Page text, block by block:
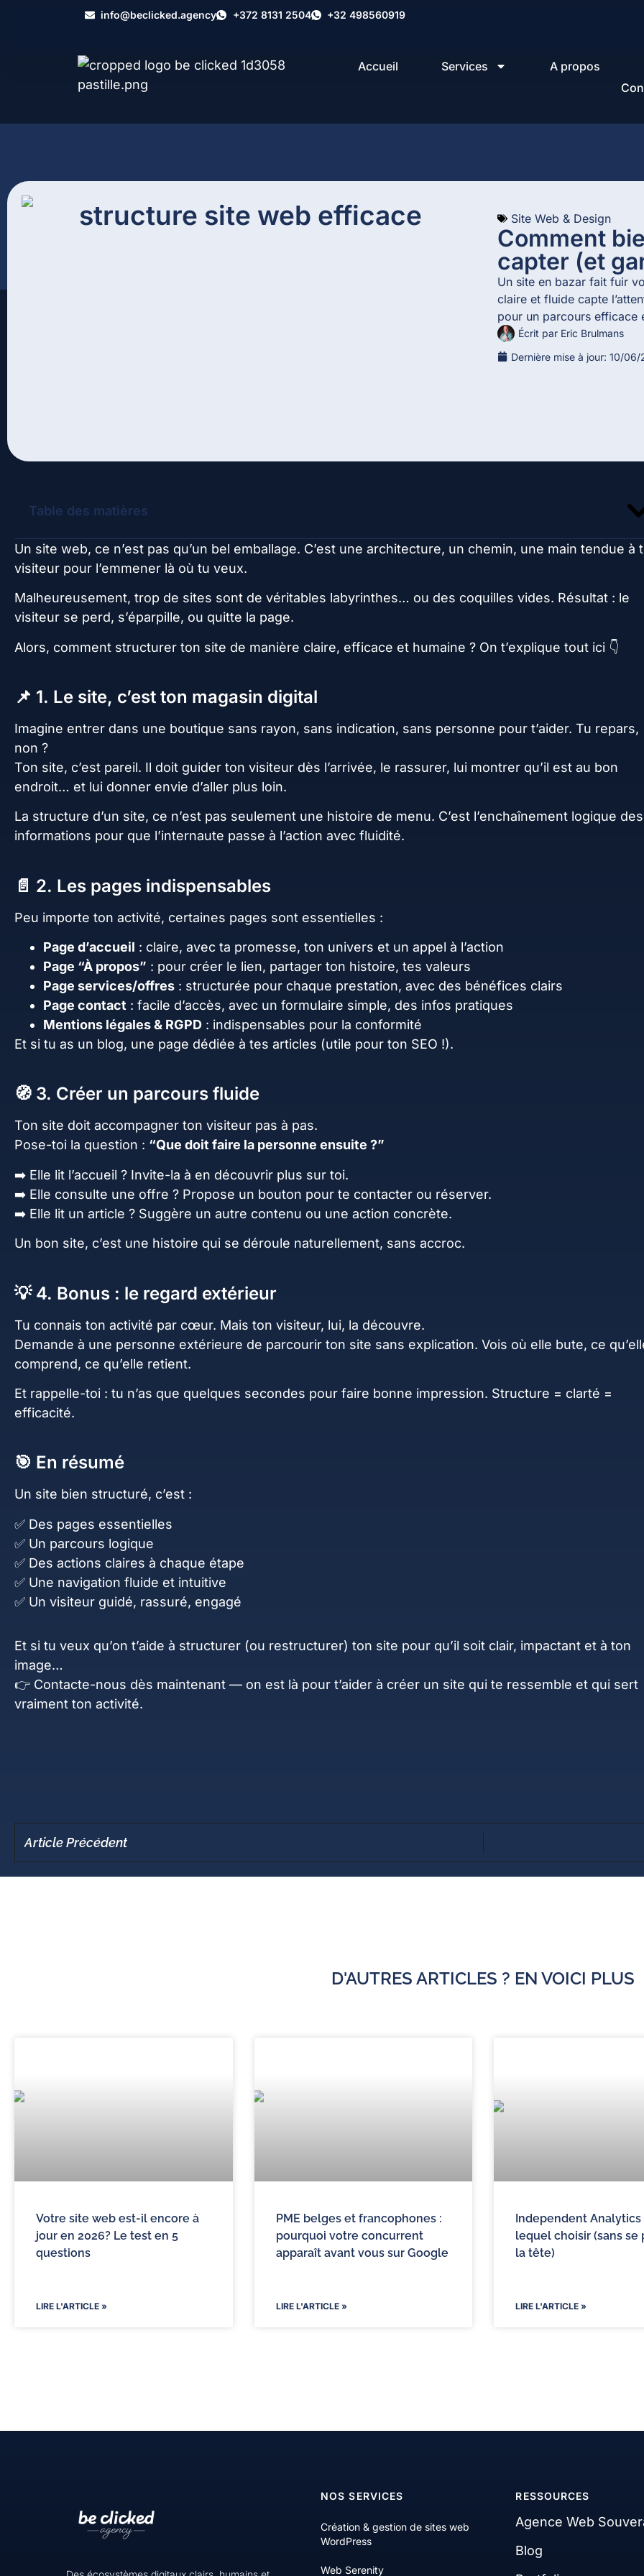
info@beclicked.agency +372 8131 2504 +32 498560919
Accueil Services A propos
Site Web & Design
Comment
capter (et
Un site en bazar fait fuir
claire et fluide capte
pour un parcours efficace
Écrit par Eric Brulmans
Dernière mise à jour: 10/06/
Table des matières
Un site web, ce n’est pas qu’un bel emballage. C’est une architecture, un chemin, une main tendue à
visiteur pour l’emmener là où tu veux.
Malheureusement, trop de sites sont de véritables labyrinthes… ou des coquilles vides. Résultat : le
visiteur se perd, s’éparpille, ou quitte la page.
Alors, comment structurer ton site de manière claire, efficace et humaine ? On t’explique tout ici 👇
📌 1. Le site, c’est ton magasin digital
Imagine entrer dans une boutique sans rayon, sans indication, sans personne pour t’aider. Tu repars,
non ?
Ton site, c’est pareil. Il doit guider ton visiteur dès l’arrivée, le rassurer, lui montrer qu’il est au bon
endroit… et lui donner envie d’aller plus loin.
La structure d’un site, ce n’est pas seulement une histoire de menu. C’est l’enchaînement logique des
informations pour que l’internaute passe à l’action avec fluidité.
📄 2. Les pages indispensables
Peu importe ton activité, certaines pages sont essentielles :
Page d’accueil : claire, avec ta promesse, ton univers et un appel à l’action
Page “À propos” : pour créer le lien, partager ton histoire, tes valeurs
Page services/offres : structurée pour chaque prestation, avec des bénéfices clairs
Page contact : facile d’accès, avec un formulaire simple, des infos pratiques
Mentions légales & RGPD : indispensables pour la conformité
Et si tu as un blog, une page dédiée à tes articles (utile pour ton SEO !).
🧭 3. Créer un parcours fluide
Ton site doit accompagner ton visiteur pas à pas.
Pose-toi la question : “Que doit faire la personne ensuite ?”
➡️ Elle lit l’accueil ? Invite-la à en découvrir plus sur toi.
➡️ Elle consulte une offre ? Propose un bouton pour te contacter ou réserver.
➡️ Elle lit un article ? Suggère un autre contenu ou une action concrète.
Un bon site, c’est une histoire qui se déroule naturellement, sans accroc.
💡 4. Bonus : le regard extérieur
Tu connais ton activité par cœur. Mais ton visiteur, lui, la découvre.
Demande à une personne extérieure de parcourir ton site sans explication. Vois où elle bute, ce
comprend, ce qu’elle retient.
Et rappelle-toi : tu n’as que quelques secondes pour faire bonne impression. Structure = clarté =
efficacité.
🎯 En résumé
Un site bien structuré, c’est :
✅ Des pages essentielles
✅ Un parcours logique
✅ Des actions claires à chaque étape
✅ Une navigation fluide et intuitive
✅ Un visiteur guidé, rassuré, engagé
Et si tu veux qu’on t’aide à structurer (ou restructurer) ton site pour qu’il soit clair, impactant et à ton
image…
👉 Contacte-nous dès maintenant — on est là pour t’aider à créer un site qui te ressemble et qui sert
vraiment ton activité.
Article Précédent
D'AUTRES ARTICLES ? EN VOICI PLUS
Votre site web est-il encore à
jour en 2026? Le test en 5
questions
LIRE L'ARTICLE »
PME belges et francophones :
pourquoi votre concurrent
apparaît avant vous sur Google
LIRE L'ARTICLE »
Independent Analytics
lequel choisir (sans se
la tête)
LIRE L'ARTICLE »
NOS SERVICES
Création & gestion de sites web
WordPress
Web Serenity
RESSOURCES
Agence Web
Blog